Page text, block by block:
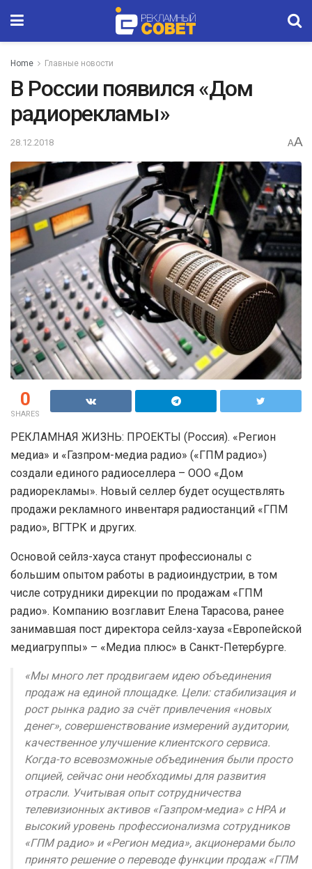
Home Главные новости
В России появился «Дом
радиорекламы»
28.12.2018 AA
0
SHARES
РЕКЛАМНАЯ ЖИЗНЬ: ПРОЕКТЫ (Россия). «Регион
медиа» и «Газпром-медиа радио» («ГПМ радио»)
создали единого радиоселлера – ООО «Дом
радиорекламы». Новый селлер будет осуществлять
продажи рекламного инвентаря радиостанций «ГПМ
радио», ВГТРК и других.
Основой сейлз-хауса станут профессионалы с
большим опытом работы в радиоиндустрии, в том
числе сотрудники дирекции по продажам «ГПМ
радио». Компанию возглавит Елена Тарасова, ранее
занимавшая пост директора сейлз-хауза «Европейской
медиагруппы» – «Медиа плюс» в Санкт-Петербурге.
«Мы много лет продвигаем идею объединения
продаж на единой площадке. Цели: стабилизация и
рост рынка радио за счёт привлечения «новых
денег», совершенствование измерений аудитории,
качественное улучшение клиентского сервиса.
Когда-то всевозможные объединения были просто
опцией, сейчас они необходимы для развития
отрасли. Учитывая опыт сотрудничества
телевизионных активов «Газпром-медиа» с НРА и
высокий уровень профессионализма сотрудников
«ГПМ радио» и «Регион медиа», акционерами было
принято решение о переводе функции продаж «ГПМ